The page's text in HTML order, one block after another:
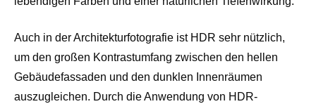
Auch in der Architekturfotografie ist HDR sehr nützlich,
um den großen Kontrastumfang zwischen den hellen
Gebäudefassaden und den dunklen Innenräumen
auszugleichen. Durch die Anwendung von HDR-